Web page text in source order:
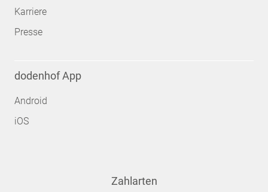
Karriere
Presse
dodenhof App
Android
iOS
Zahlarten